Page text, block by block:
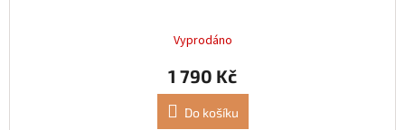
Vyprodáno
1 790 Kč
Do košíku